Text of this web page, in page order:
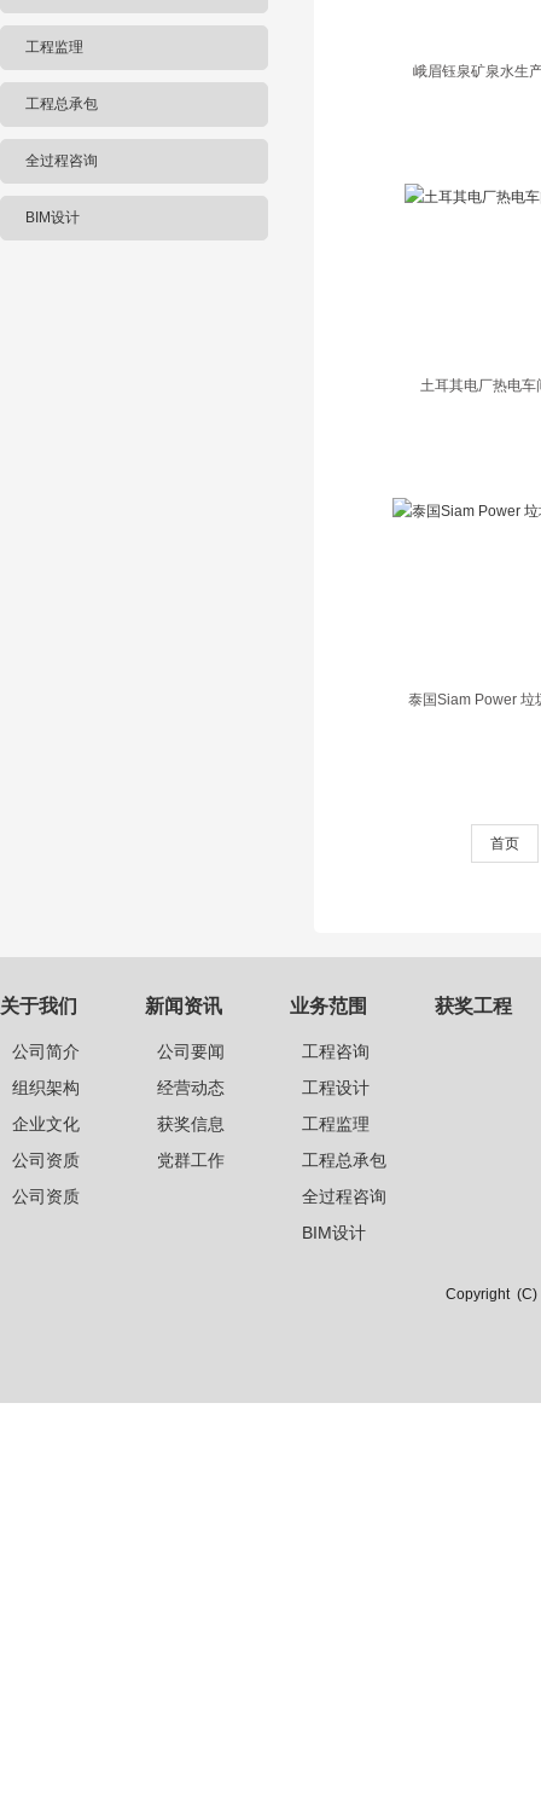
工程监理
工程总承包
全过程咨询
BIM设计
峨眉钰泉矿泉水生
土耳其电厂热电车
泰国Siam Power 垃
首页
关于我们
公司简介
组织架构
企业文化
公司资质
公司资质
新闻资讯
公司要闻
经营动态
获奖信息
党群工作
业务范围
工程咨询
工程设计
工程监理
工程总承包
全过程咨询
BIM设计
获奖工程
Copyright (C)